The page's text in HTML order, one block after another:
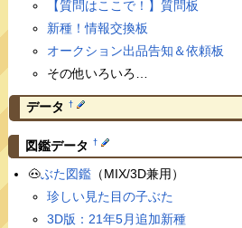
【質問はここで！】質問板
新種！情報交換板
オークション出品告知＆依頼板
その他いろいろ…
データ †
図鑑データ †
🐽ぶた図鑑（MIX/3D兼用）
珍しい見た目の子ぶた
3D版：21年5月追加新種